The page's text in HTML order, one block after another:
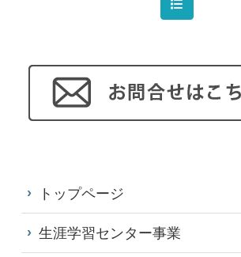
トップページ
生涯学習センター事業